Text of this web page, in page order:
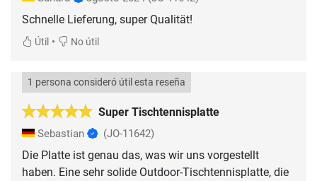
Schnelle Lieferung, super Qualität!
Útil • No útil
Super Tischtennisplatte
1 persona consideró útil esta reseña
Sebastian (JO-11642)
Die Platte ist genau das, was wir uns vorgestellt
haben. Eine sehr solide Outdoor-Tischtennisplatte, die